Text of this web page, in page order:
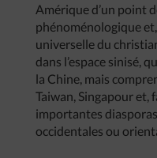
Amérique d’un point
phénoménologique
universelle du
dans l’espace sinisé,
la Chine, mais
Taiwan, Singapour et,
importantes
occidentales ou